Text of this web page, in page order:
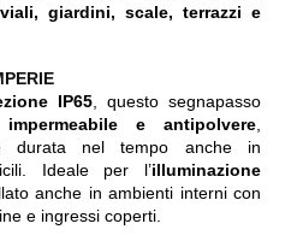
viali, giardini, scale, terrazzi e
IP65 , questo segnapasso
impermeabile e antipolvere
durata nel tempo anche in
Ideale per l’illuminazione
anche in ambienti interni con
e ingressi coperti.